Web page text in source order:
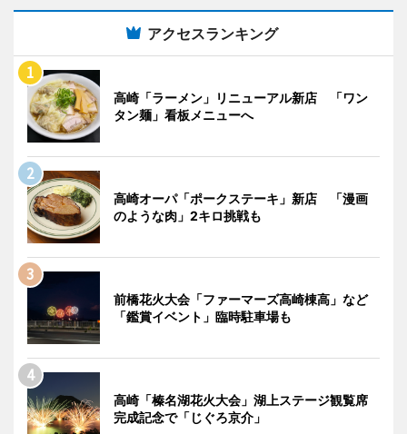
アクセスランキング
高崎「ラーメン」リニューアル新店 「ワン
タン麺」看板メニューへ
高崎オーパ「ポークステーキ」新店 「漫画
のような肉」2キロ挑戦も
前橋花火大会「ファーマーズ高崎棟高」など
「鑑賞イベント」臨時駐車場も
高崎「榛名湖花火大会」湖上ステージ観覧席
完成記念で「じぐろ京介」